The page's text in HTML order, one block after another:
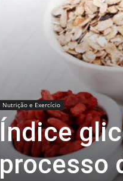
Nutrição e Exercício
Índice
processo